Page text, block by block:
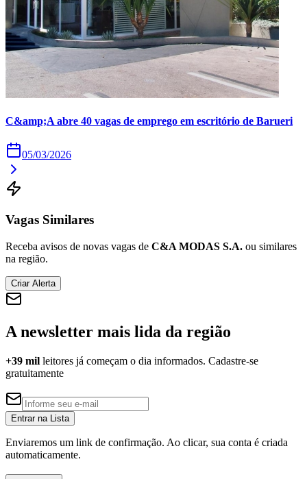
C&amp;A abre 40 vagas de emprego em escritório de Barueri
05/03/2026
Vagas Similares
Receba avisos de novas vagas de C&A MODAS S.A. ou similares
na região.
Criar Alerta
A newsletter mais lida da região
+39 mil leitores já começam o dia informados. Cadastre-se
gratuitamente
Entrar na Lista
Enviaremos um link de confirmação. Ao clicar, sua conta é criada
automaticamente.